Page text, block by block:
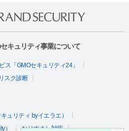
キュリティ事業について
「GMOセキュリティ24」
スク診断
ュリティ byイエラエ）
）
なりすまし対策